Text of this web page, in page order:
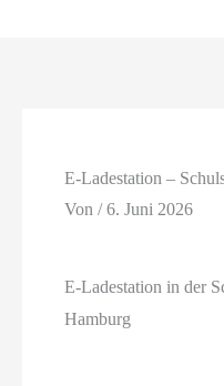
E-Ladestation –
Von/6. Juni 2026
E-Ladestation in der
Hamburg